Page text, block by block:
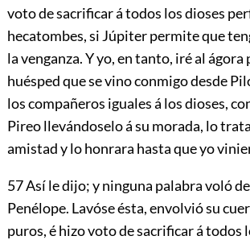
voto de sacrificar á todos los dioses
hecatombes, si Júpiter permite que
la venganza. Y yo, en tanto, iré al ágora
huésped que se vino conmigo desde
los compañeros iguales á los dioses,
Pireo llevándoselo á su morada, lo
amistad y lo honrara hasta que yo
57Así le dijo; y ninguna palabra voló
Penélope. Lavóse ésta, envolvió su
puros, é hizo voto de sacrificar á todos